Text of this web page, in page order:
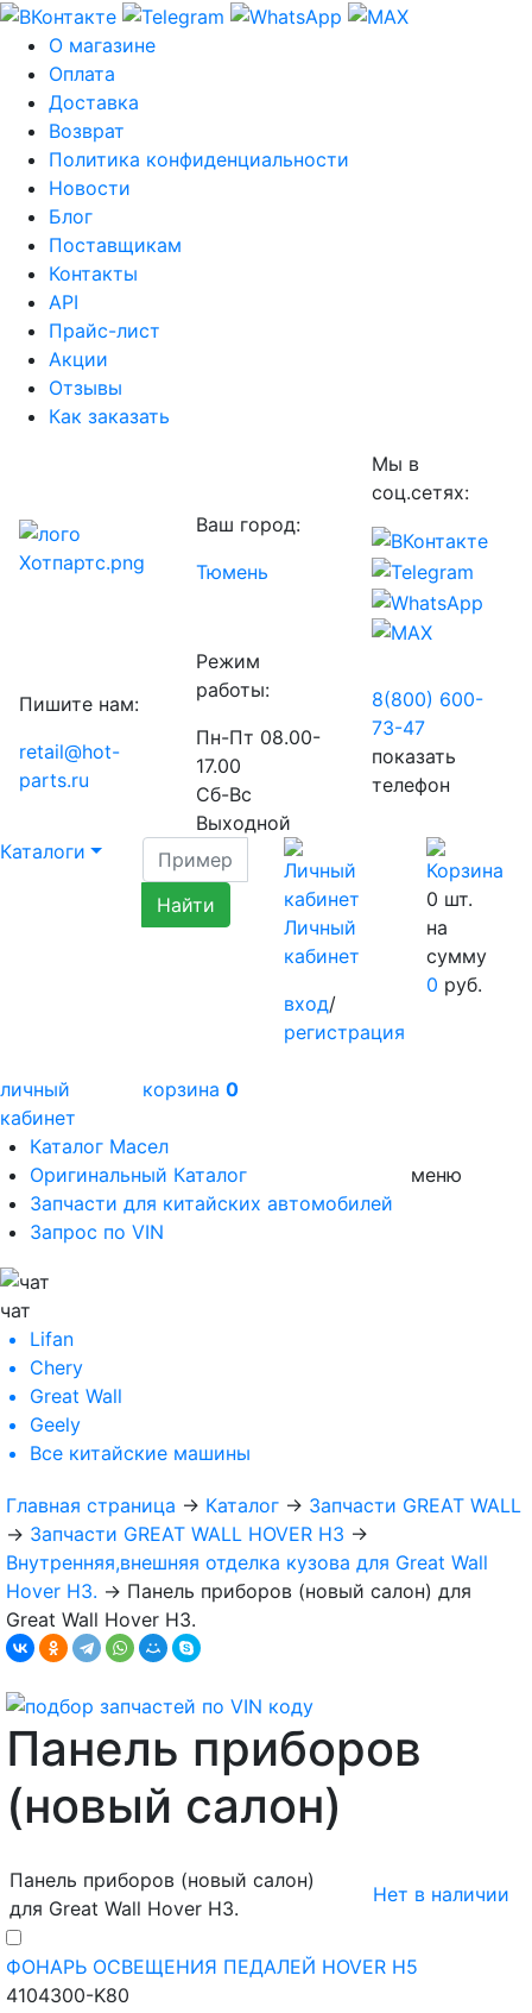
О магазине
Оплата
Доставка
Возврат
Политика конфиденциальности
Новости
Блог
Поставщикам
Контакты
API
Прайс-лист
Акции
Отзывы
Как заказать
Ваш город:
Тюмень
Мы в
соц.сетях:
Пишите нам:
retail@hot-
parts.ru
Режим
работы:
Пн-Пт 08.00-
17.00
Сб-Вс
Выходной
8(800) 600-
73-47
показать
телефон
Каталоги
Личный
кабинет
вход/
регистрация
0 шт.
на
сумму
0 руб.
личный
кабинет
корзина 0
Каталог Масел
Оригинальный Каталог
Запчасти для китайских автомобилей
Запрос по VIN
меню
чат
Lifan
Chery
Great Wall
Geely
Все китайские машины
Главная страница → Каталог → Запчасти GREAT WALL
→ Запчасти GREAT WALL HOVER H3 →
Внутренняя,внешняя отделка кузова для Great Wall
Hover H3. → Панель приборов (новый салон) для
Great Wall Hover H3.
Панель приборов
(новый салон)
Панель приборов (новый салон)
для Great Wall Hover H3.
Нет в наличии
ФОНАРЬ ОСВЕЩЕНИЯ ПЕДАЛЕЙ HOVER H5
4104300-K80